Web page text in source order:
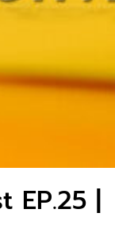
EP.25 |